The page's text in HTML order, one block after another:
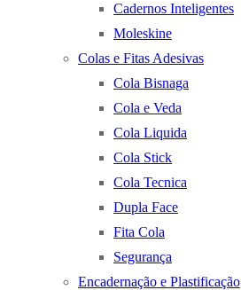
Cadernos Inteligentes
Moleskine
Colas e Fitas Adesivas
Cola Bisnaga
Cola e Veda
Cola Liquida
Cola Stick
Cola Tecnica
Dupla Face
Fita Cola
Segurança
Encadernação e Plastificação